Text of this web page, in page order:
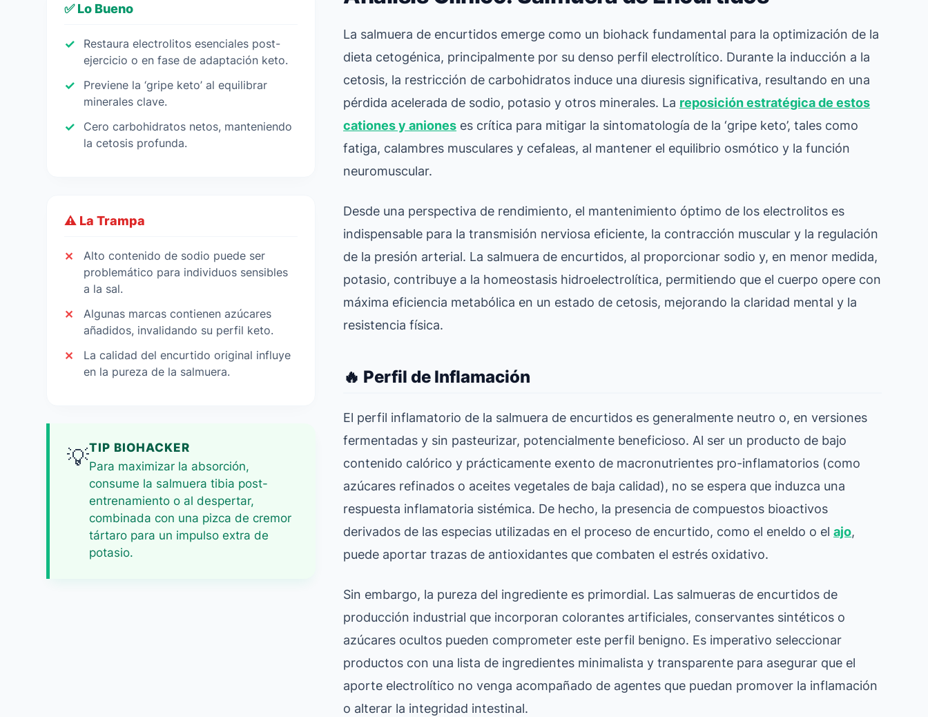
✅ Lo Bueno
Restaura electrolitos esenciales post-
ejercicio o en fase de adaptación keto.
Previene la ‘gripe keto’ al equilibrar
minerales clave.
Cero carbohidratos netos, manteniendo
la cetosis profunda.
⚠️ La Trampa
Alto contenido de sodio puede ser
problemático para individuos sensibles
a la sal.
Algunas marcas contienen azúcares
añadidos, invalidando su perfil keto.
La calidad del encurtido original influye
en la pureza de la salmuera.
💡TIP BIOHACKER
Para maximizar la absorción,
consume la salmuera tibia post-
entrenamiento o al despertar,
combinada con una pizca de cremor
tártaro para un impulso extra de
potasio.
La salmuera de encurtidos emerge como un biohack fundamental para la optimización de la
dieta cetogénica, principalmente por su denso perfil electrolítico. Durante la inducción a la
cetosis, la restricción de carbohidratos induce una diuresis significativa, resultando en una
pérdida acelerada de sodio, potasio y otros minerales. La reposición estratégica de estos
cationes y aniones es crítica para mitigar la sintomatología de la ‘gripe keto’, tales como
fatiga, calambres musculares y cefaleas, al mantener el equilibrio osmótico y la función
neuromuscular.
Desde una perspectiva de rendimiento, el mantenimiento óptimo de los electrolitos es
indispensable para la transmisión nerviosa eficiente, la contracción muscular y la regulación
de la presión arterial. La salmuera de encurtidos, al proporcionar sodio y, en menor medida,
potasio, contribuye a la homeostasis hidroelectrolítica, permitiendo que el cuerpo opere con
máxima eficiencia metabólica en un estado de cetosis, mejorando la claridad mental y la
resistencia física.
🔥 Perfil de Inflamación
El perfil inflamatorio de la salmuera de encurtidos es generalmente neutro o, en versiones
fermentadas y sin pasteurizar, potencialmente beneficioso. Al ser un producto de bajo
contenido calórico y prácticamente exento de macronutrientes pro-inflamatorios (como
azúcares refinados o aceites vegetales de baja calidad), no se espera que induzca una
respuesta inflamatoria sistémica. De hecho, la presencia de compuestos bioactivos
derivados de las especias utilizadas en el proceso de encurtido, como el eneldo o elajo,
puede aportar trazas de antioxidantes que combaten el estrés oxidativo.
Sin embargo, la pureza del ingrediente es primordial. Las salmueras de encurtidos de
producción industrial que incorporan colorantes artificiales, conservantes sintéticos o
azúcares ocultos pueden comprometer este perfil benigno. Es imperativo seleccionar
productos con una lista de ingredientes minimalista y transparente para asegurar que el
aporte electrolítico no venga acompañado de agentes que puedan promover la inflamación
o alterar la integridad intestinal.